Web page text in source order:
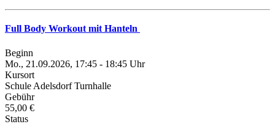
Full Body Workout mit Hanteln
Beginn
Mo., 21.09.2026, 17:45 - 18:45 Uhr
Kursort
Schule Adelsdorf Turnhalle
Gebühr
55,00 €
Status